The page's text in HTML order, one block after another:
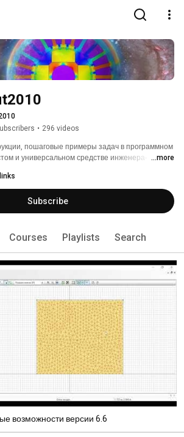
• 296 videos
пошаговые примеры задач в программном
и универсальном средстве инженера-
...more
Subscribe
Courses Playlists Search
возможности версии 6.6